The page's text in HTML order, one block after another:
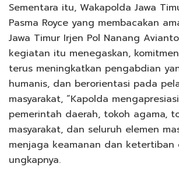
Sementara itu, Wakapolda Jawa
Pasma Royce yang membacakan
Jawa Timur Irjen Pol Nanang
kegiatan itu menegaskan,
terus meningkatkan pengabdian
humanis, dan berorientasi pada
masyarakat, “Kapolda
pemerintah daerah, tokoh agama,
masyarakat, dan seluruh elemen
menjaga keamanan dan ketertiban
ungkapnya.